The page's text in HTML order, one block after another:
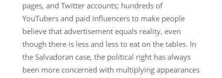
pages, and Twitter accounts; hundreds of
YouTubers and paid influencers to make people
believe that advertisement equals reality, even
though there is less and less to eat on the tables. In
the Salvadoran case, the political right has always
been more concerned with multiplying appearances